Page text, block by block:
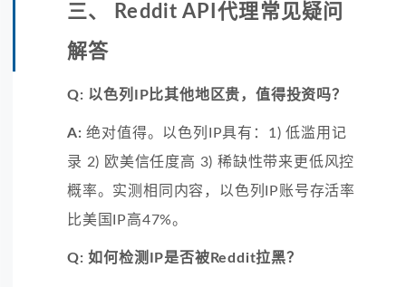
三、 Reddit API代理常见疑问
解答
Q: 以色列IP比其他地区贵，值得投资吗？
A: 绝对值得。以色列IP具有：1) 低滥用记
录 2) 欧美信任度高 3) 稀缺性带来更低风控
概率。实测相同内容，以色列IP账号存活率
比美国IP高47%。
Q: 如何检测IP是否被Reddit拉黑？